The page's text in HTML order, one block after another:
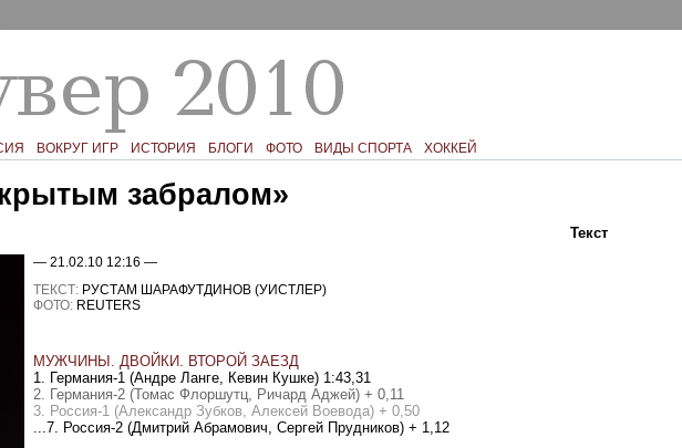
ВОКРУГ ИГР ИСТОРИЯ БЛОГИ ФОТО ВИДЫ СПОРТА ХОККЕЙ
забралом»
Текст
— 21.02.10 12:16 —
ТЕКСТ: РУСТАМ ШАРАФУТДИНОВ (УИСТЛЕР)
ФОТО: REUTERS
МУЖЧИНЫ. ДВОЙКИ. ВТОРОЙ ЗАЕЗД
1. Германия-1 (Андре Ланге, Кевин Кушке) 1:43,31
2. Германия-2 (Томас Флоршутц, Ричард Аджей) + 0,11
3. Россия-1 (Александр Зубков, Алексей Воевода) + 0,50
...7. Россия-2 (Дмитрий Абрамович, Сергей Прудников) + 1,12